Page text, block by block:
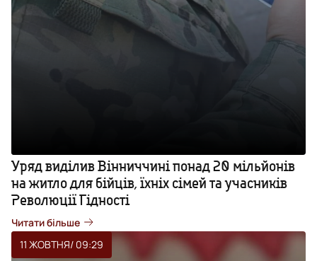
Уряд виділив Вінниччині понад 20 мільйонів
на житло для бійців, їхніх сімей та учасників
Революції Гідності
Читати більше
11 ЖОВТНЯ/ 09:29